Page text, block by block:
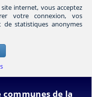
internet, vous acceptez
votre connexion, vos
de statistiques anonymes
de la